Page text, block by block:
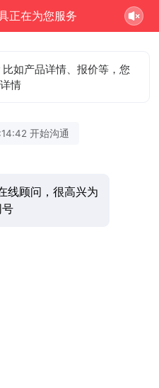
正在为您服务
如产品详情、报价等，您
情
开始沟通
线顾问，很高兴为
号